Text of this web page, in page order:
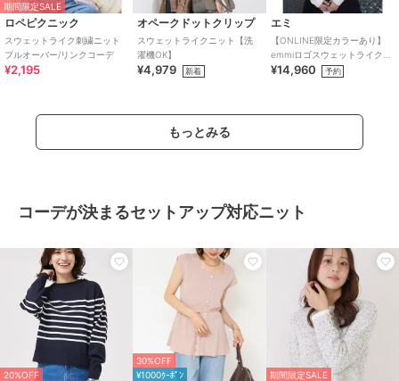
期間限定SALE
ロペピクニック
スウェットライク刺繍ニット
プルオーバー/リンクコーデ
¥2,195
オペークドットクリップ
スウェットライクニット【洗
濯機OK】
¥4,979 新着
エミ
【ONLINE限定カラーあり】
emmiロゴスウェットライクニ
ット
¥14,960 予約
もっとみる
コーデが決まるセットアップ対応ニット
20%OFF
30%OFF
¥1000ｸｰﾎﾟﾝ
期間限定SALE